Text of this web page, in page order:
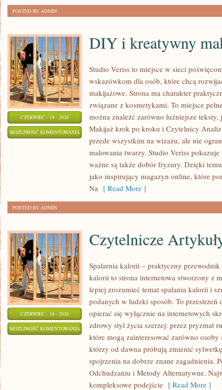
POSTED BY ADMIN
CZERWIEC - 19 - 2026
MOŻLIWOŚĆ KOMENTOWANIA
KREATYWNY
MAKIJAŻ
DIY i kreatywny
Studio Veriss to miejsce w sieci
wskazówkom dla osób, które chcą
makijażowe. Strona ma charakter
związane z kosmetykami. To miejsce
można znaleźć zarówno luźniejsze
Makijaż krok po kroku i Czytelnicy
przede wszystkim na wizażu, ale nie
malowania twarzy. Studio Veriss
ważne są także dobór fryzury. Dzięki
jako inspirujący magazyn online, które
Na [ Read More ]
POSTED BY ADMIN
CZERWIEC - 18 - 2026
MOŻLIWOŚĆ KOMENTOWANIA CZYTELNICZE
ARTYKUŁY
Czytelnicze
Spalarnia kalorii – praktyczny
kalorii to strona internetowa stworzony z
lepiej zrozumieć temat spalania kalorii i
podanych w ludzki sposób. To
opierać się wyłącznie na internetowych
zdrowy styl życia szerzej: przez pryzmat
które mogą zainteresować zarówno
którzy od dawna próbują zmienić
spojrzenia na dobrze znane zagadnienia.
Odchudzaniu i Metody Alternatywne.
kompleksowe podejście [ Read More ]